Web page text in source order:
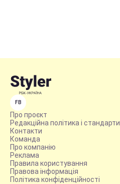
FB
Про проєкт
Редакційна політика і стандарти
Контакти
Команда
Про компанію
Реклама
Правила користування
Правова інформація
Політика конфіденційності